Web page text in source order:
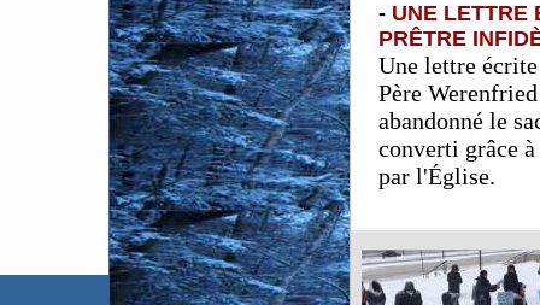
- UNE LETTRE
PRÊTRE
Une lettre
Père
abandonné le
converti grâce
par l'Église.